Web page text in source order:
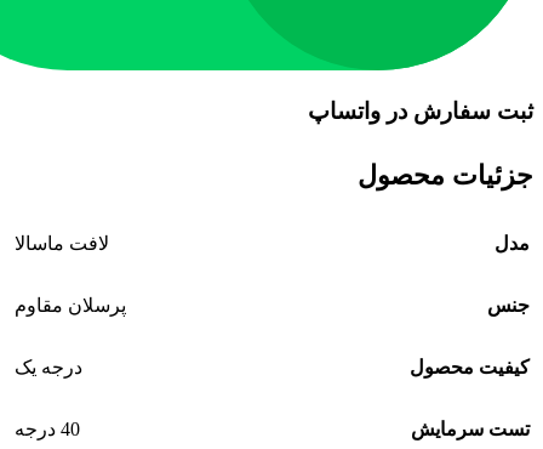
ثبت سفارش در واتساپ
جزئیات محصول
مدل لافت ماسالا
جنس پرسلان مقاوم
کیفیت محصول درجه یک
تست سرمایش 40 درجه